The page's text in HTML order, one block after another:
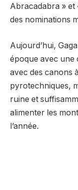
Abracadabra » et
des nominations
Aujourd’hui,
époque avec
avec des canons
pyrotechniques,
ruine et
alimenter les
l’année.